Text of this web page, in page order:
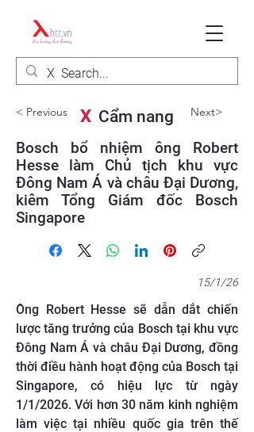
< Previous XCẩm nang Next>
Bosch bổ nhiệm ông Robert
Hesse làm Chủ tịch khu vực
Đông Nam Á và châu Đại Dương,
kiêm Tổng Giám đốc Bosch
Singapore
15/1/26
Ông Robert Hesse sẽ dẫn dắt chiến
lược tăng trưởng của Bosch tại khu vực
Đông Nam Á và châu Đại Dương, đồng
thời điều hành hoạt động của Bosch tại
Singapore, có hiệu lực từ ngày
1/1/2026. Với hơn 30 năm kinh nghiệm
làm việc tại nhiều quốc gia trên thế